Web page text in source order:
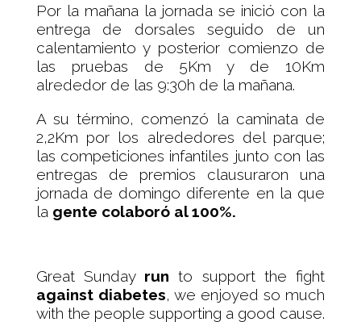
Por la mañana la jornada se inició con la
entrega de dorsales seguido de un
calentamiento y posterior comienzo de
las pruebas de 5Km y de 10Km
alrededor de las 9:30h de la mañana.
A su término, comenzó la caminata de
2,2Km por los alrededores del parque;
las competiciones infantiles junto con las
entregas de premios clausuraron una
jornada de domingo diferente en la que
la gente colaboró al 100%.
Great Sunday run to support the fight
against diabetes, we enjoyed so much
with the people supporting a good cause.